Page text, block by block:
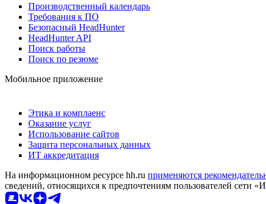
Производственный календарь
Требования к ПО
Безопасный HeadHunter
HeadHunter API
Поиск работы
Поиск по резюме
Мобильное приложение
Этика и комплаенс
Оказание услуг
Использование сайтов
Защита персональных данных
ИТ аккредитация
На информационном ресурсе hh.ru применяются
сведений, относящихся к предпочтениям пользователей сети